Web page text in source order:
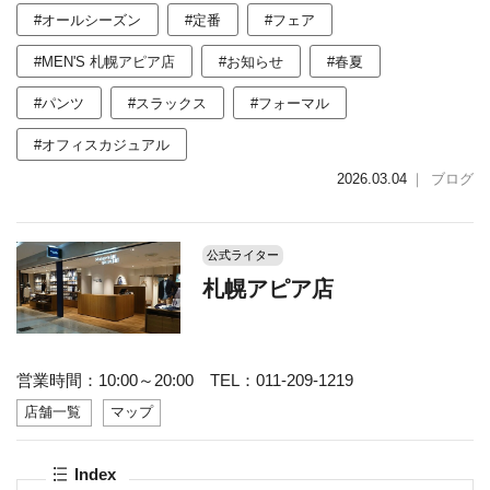
#オールシーズン #定番 #フェア
#MEN'S 札幌アピア店 #お知らせ #春夏
#パンツ #スラックス #フォーマル
#オフィスカジュアル
2026.03.04 ｜ ブログ
公式ライター
札幌アピア店
営業時間：10:00～20:00 TEL：011-209-1219
店舗一覧 マップ
Index